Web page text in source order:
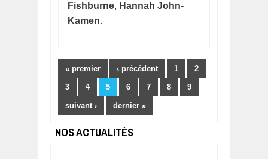
Fishburne, Hannah John-
Kamen.
« premier ‹ précédent 1 2
3 4 5 6 7 8 9
…
suivant › dernier »
NOS ACTUALITÉS